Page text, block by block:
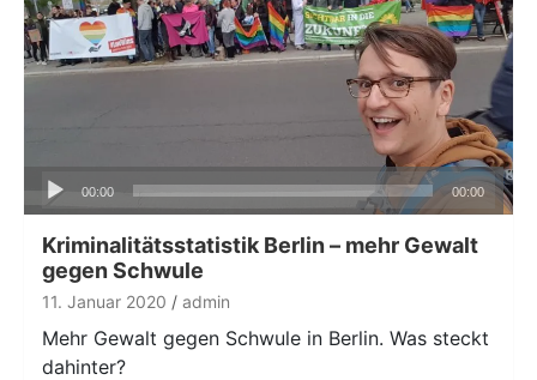
Audio-
Player
00:00 00:00
Kriminalitätsstatistik Berlin – mehr Gewalt
gegen Schwule
11. Januar 2020 admin
Mehr Gewalt gegen Schwule in Berlin. Was steckt
dahinter?